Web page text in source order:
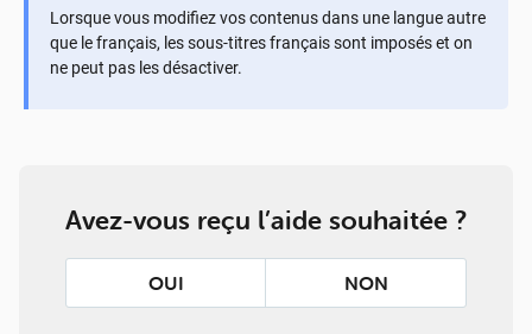
Lorsque vous modifiez vos contenus dans une langue autre
que le français, les sous-titres français sont imposés et on
ne peut pas les désactiver.
Avez-vous reçu l’aide souhaitée ?
OUI NON